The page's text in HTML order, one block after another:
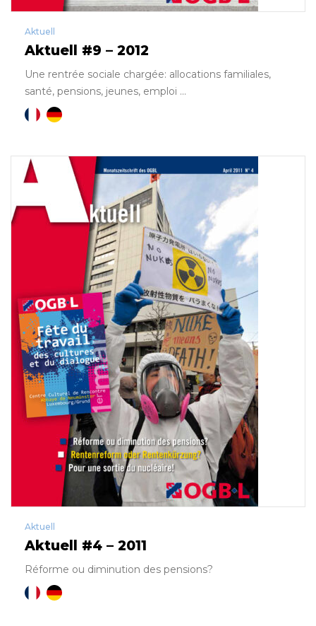
Aktuell
Aktuell #9 – 2012
Une rentrée sociale chargée: allocations familiales,
santé, pensions, jeunes, emploi ...
Français
Allemand
Aktuell
Aktuell #4 – 2011
Réforme ou diminution des pensions?